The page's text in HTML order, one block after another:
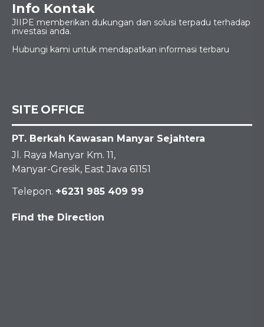
Info Kontak
JIIPE memberikan dukungan dan solusi terpadu terhadap
investasi anda.
Hubungi kami untuk mendapatkan informasi terbaru
SITE OFFICE
PT. Berkah Kawasan Manyar Sejahtera
Jl. Raya Manyar Km. 11,
Manyar-Gresik, East Java 61151
Telepon. +6231 985 409 99
Find the Direction